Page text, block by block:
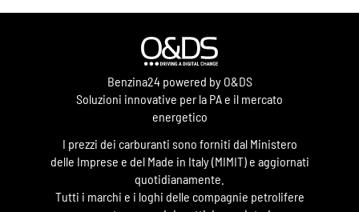
Benzina24 powered by O&DS
Soluzioni innovative per la PA e il mercato
energetico
I prezzi dei carburanti sono forniti dal Ministero
delle Imprese e del Made in Italy (MIMIT) e aggiornati
quotidianamente.
Tutti i marchi e i loghi delle compagnie petrolifere